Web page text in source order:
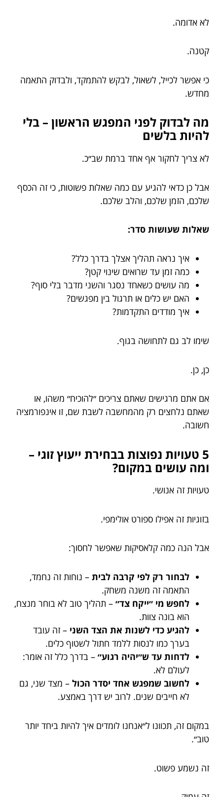
לא אדומה.
קטנה.
כי אפשר לכייל, לשאול, לבקש להתמקד, ולבדוק התאמה
מחדש.
מה לבדוק לפני המפגש הראשון – בלי
להיות בלשים
לא צריך לחקור אף אחד ברמת שב״כ.
אבל כן כדאי להגיע עם כמה שאלות פשוטות, כי זה הכסף
שלכם, הזמן שלכם, והלב שלכם.
שאלות שעושות סדר:
איך נראה תהליך אצלך בדרך כלל?
כמה זמן עד שרואים שינוי קטן?
מה עושים כשאחד נסגר והשני מדבר בלי סוף?
האם יש כלים או תרגול בין מפגשים?
איך מודדים התקדמות?
שימו לב גם לתחושה בגוף.
כן, כן.
אם אתם מרגישים שאתם צריכים ״להוכיח״ משהו, או
שאתם נלחצים רק מהמחשבה לשבת שם, זו אינפורמציה
חשובה.
5 טעויות נפוצות בבחירת ייעוץ זוגי –
ומה עושים במקום?
טעויות זה אנושי.
בזוגיות זה אפילו ספורט אולימפי.
אבל הנה כמה קלאסיקות שאפשר לחסוך:
לבחור רק לפי קרבה לבית – נוחות זה נחמד,
התאמה זה משנה משחק.
לחפש מי ״ייקח צד״ – תהליך טוב לא בוחר מנצח,
הוא בונה צוות.
להגיע כדי לשנות את הצד השני – זה עובד
בערך כמו לנסות ללמד חתול לשטוף כלים.
לדחות עד ש״יהיה רגוע״ – בדרך כלל זה אומר:
לעולם לא.
לחשוב שמפגש אחד יסדר הכול – מצד שני, גם
לא חייבים שנים. לרוב יש דרך באמצע.
במקום זה, תכוונו ל״אנחנו לומדים איך להיות ביחד יותר
טוב״.
זה נשמע פשוט.